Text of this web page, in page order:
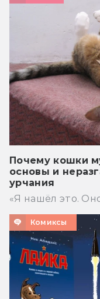
Почему кошки
основы и
урчания
«Я нашёл это.
Комиксы